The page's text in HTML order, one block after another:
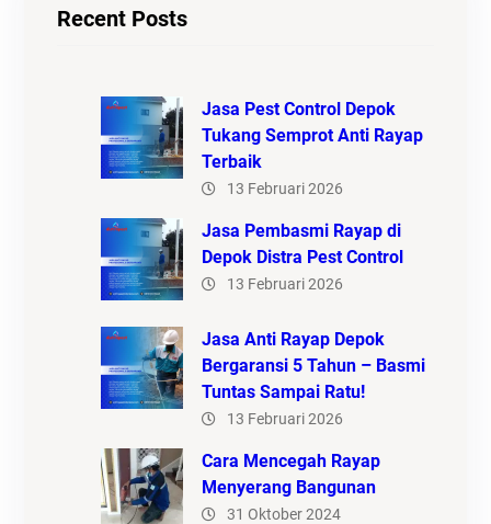
Recent Posts
Jasa Pest Control Depok
Tukang Semprot Anti Rayap
Terbaik
13 Februari 2026
Jasa Pembasmi Rayap di
Depok Distra Pest Control
13 Februari 2026
Jasa Anti Rayap Depok
Bergaransi 5 Tahun – Basmi
Tuntas Sampai Ratu!
13 Februari 2026
Cara Mencegah Rayap
Menyerang Bangunan
31 Oktober 2024